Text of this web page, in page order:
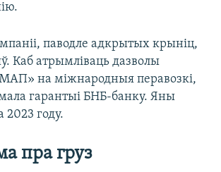
паводле адкрытых крыніц,
Каб атрымліваць дазволы
на міжнародныя перавозкі,
гарантыі БНБ-банку. Яны
2023 году.
пра груз